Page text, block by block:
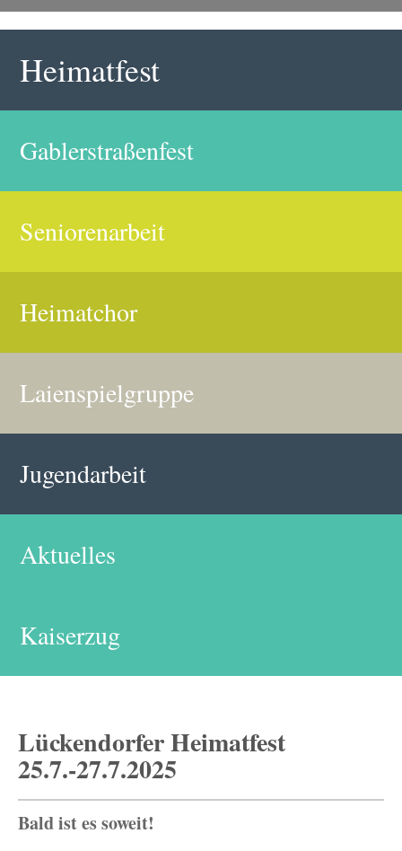
Heimatfest
Gablerstraßenfest
Seniorenarbeit
Heimatchor
Laienspielgruppe
Jugendarbeit
Aktuelles
Kaiserzug
Lückendorfer Heimatfest
25.7.-27.7.2025
Bald ist es soweit!